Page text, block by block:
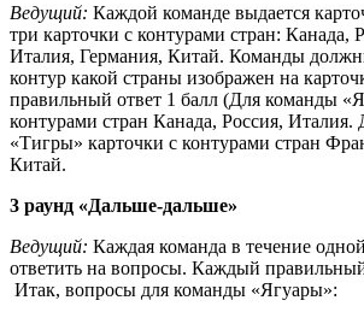
Ведущий: Каждой команде выдается
три карточки с контурами стран: Канада,
Италия, Германия, Китай. Команды
контур какой страны изображен на
правильный ответ 1 балл (Для команды
контурами стран Канада, Россия, Италия.
«Тигры» карточки с контурами стран
Китай.
3 раунд «Дальше-дальше»
Ведущий: Каждая команда в течение
ответить на вопросы. Каждый
Итак, вопросы для команды «Ягуары»: